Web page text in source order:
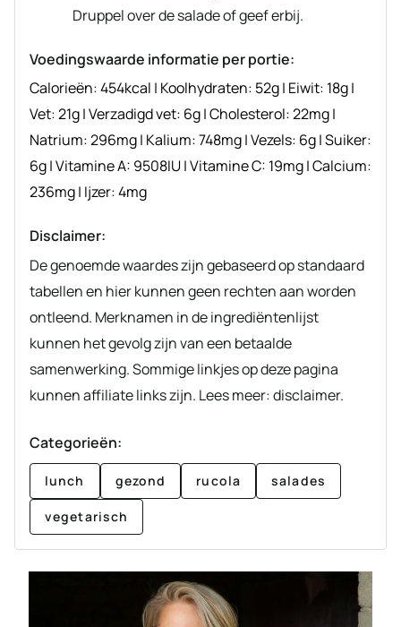
Druppel over de salade of geef erbij.
Voedingswaarde informatie per portie:
Calorieën:454kcal | Koolhydraten: 52g| Eiwit: 18g|
Vet:21g|Verzadigd vet: 6g|Cholesterol:22mg|
Natrium:296mg| Kalium:748mg|Vezels: 6g|Suiker:
6g|Vitamine A: 9508IU|Vitamine C: 19mg|Calcium:
236mg| Ijzer:4mg
Disclaimer:
De genoemde waardes zijn gebaseerd op standaard
tabellen en hier kunnen geen rechten aan worden
ontleend. Merknamen in de ingrediëntenlijst
kunnen het gevolg zijn van een betaalde
samenwerking. Sommige linkjes op deze pagina
kunnen affiliate links zijn. Lees meer: disclaimer.
Categorieën:
lunch gezond rucola salades
vegetarisch